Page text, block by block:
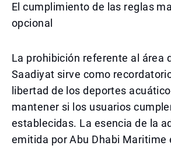
El cumplimiento de las reglas
opcional
La prohibición referente al área
Saadiyat sirve como
libertad de los deportes
mantener si los usuarios
establecidas. La esencia de la
emitida por Abu Dhabi Maritime